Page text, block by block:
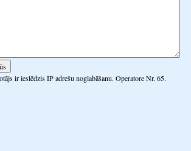
ir ieslēdzis IP adrešu noglabāšanu. Operatore Nr. 65.